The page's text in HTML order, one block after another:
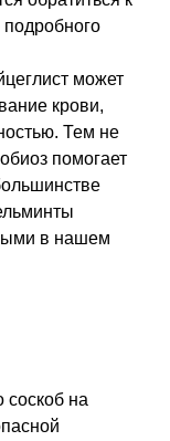
подробного
может
крови,
Тем не
помогает
в нашем
соскоб на